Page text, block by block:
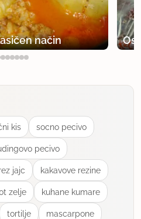
način
kis socno pecivo
pecivo
jajc kakavove rezine
zelje kuhane kumare
tortilje mascarpone